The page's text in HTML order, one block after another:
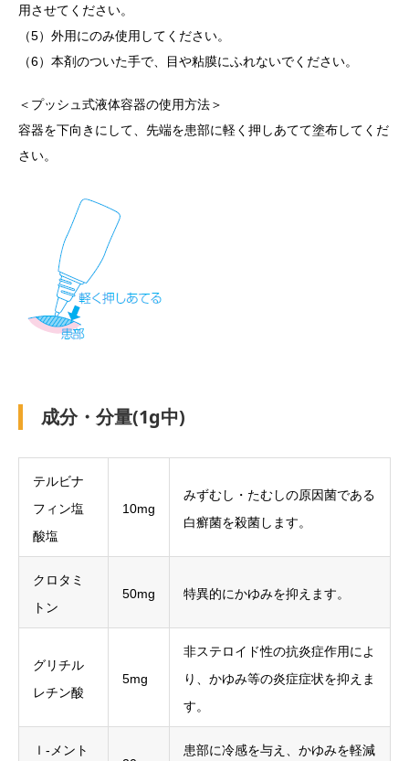
用させてください。
（5）外用にのみ使用してください。
（6）本剤のついた手で、目や粘膜にふれないでください。
＜プッシュ式液体容器の使用方法＞
容器を下向きにして、先端を患部に軽く押しあてて塗布してくだ
さい。
成分・分量(1g中)
テルビナ
フィン塩
酸塩
10mg
みずむし・たむしの原因菌である
白癬菌を殺菌します。
クロタミ
トン
50mg 特異的にかゆみを抑えます。
グリチル
レチン酸
5mg
非ステロイド性の抗炎症作用によ
り、かゆみ等の炎症症状を抑えま
す。
ｌ-メント
患部に冷感を与え、かゆみを軽減